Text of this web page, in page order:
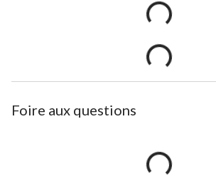
Foire aux questions